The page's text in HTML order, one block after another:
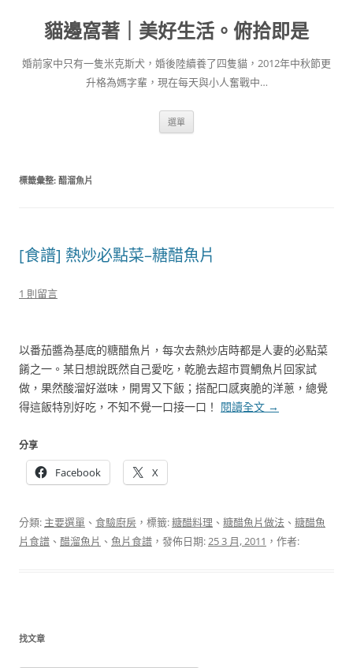
容
貓邊窩著｜美好生活。俯拾即是
婚前家中只有一隻米克斯犬，婚後陸續養了四隻貓，2012年中秋節更
升格為媽字輩，現在每天與小人奮戰中…
選單
標籤彙整: 醋溜魚片
[食譜] 熱炒必點菜–糖醋魚片
1 則留言
以番茄醬為基底的糖醋魚片，每次去熱炒店時都是人妻的必點菜
餚之一。某日想說既然自己愛吃，乾脆去超市買鯛魚片回家試
做，果然酸溜好滋味，開胃又下飯；搭配口感爽脆的洋蔥，總覺
得這飯特別好吃，不知不覺一口接一口！ 閱讀全文 →
分享
Facebook X
分類: 主要選單 、 食驗廚房 ，標籤:糖醋料理 、 糖醋魚片做法 、 糖醋魚
片食譜 、 醋溜魚片 、 魚片食譜 ，發佈日期:25 3 月, 2011 ，作者:
找文章